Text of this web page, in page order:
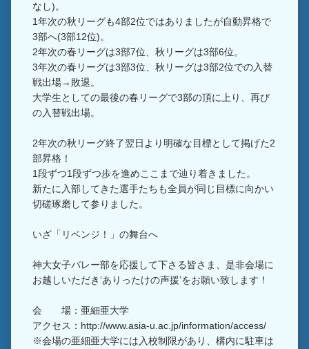
なし)。
1年次の秋リーグも4部2位ではありましたが自動昇格で
3部へ(3部12位)。
2年次の春リーグは3部7位、秋リーグは3部6位。
3年次の春リーグは3部3位、秋リーグは3部2位での入替
戦出場→敗退。
大学生としての最後の春リーグで3部の頂に上り、再び
の入替戦出場。
2年次の秋リーグ終了翌日より明確な目標として掲げた2
部昇格！
1段ずつ1段ずつ歩を進めここまで辿り着きました。
新たに入部してきた選手たちも全員が同じ目標に向かい
切磋琢磨して参りました。
いざ「リベンジ！」の舞台へ
神大女子バレー部を応援して下さる皆さま、是非会場に
お越しいただき‘ありったけの声援’をお願い致します！
会 場：亜細亜大学
アクセス：http://www.asia-u.ac.jp/information/access/
※会場の亜細亜大学には入校制限があり、構内に駐車は